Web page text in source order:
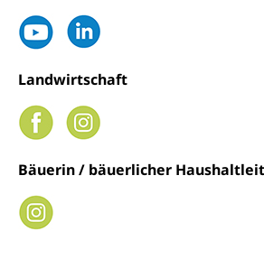
Landwirtschaft
Bäuerin / bäuerlicher
Kindes- und
Umwelt und Bauen
Abfall
Abfallentsorgung, Kehrichtabfuhr,
Gemeindeverbände für
Bodenschutz, Landschaftsschutz,
Naturschutz, Umweltschutz
Chemie und Gifte